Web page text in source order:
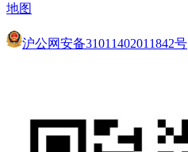
地图
沪公网安备31011402011842号